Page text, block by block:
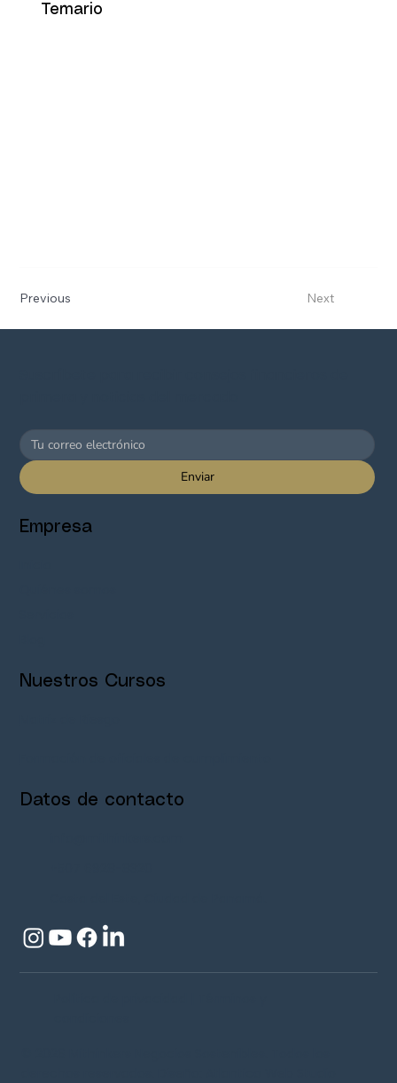
Temario
Previous Next
Enviar
Empresa
Nuestros Cursos
Datos de contacto